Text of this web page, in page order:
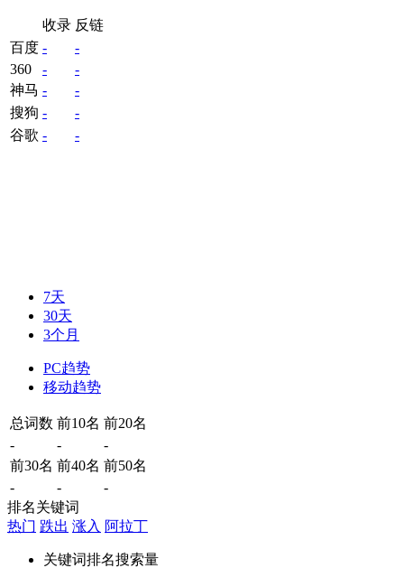
收录 反链
百度 -
-
360
-
-
神马 -
-
搜狗 -
-
谷歌 - -
7天
30天
3个月
PC趋势
移动趋势
总词数 前10名 前20名
-
-
-
前30名 前40名 前50名
-
-
-
排名关键词
热门 跌出 涨入 阿拉丁
关键词排名搜索量